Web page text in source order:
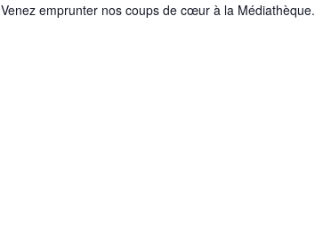
Venez emprunter nos coups de cœur à la Médiathèque.